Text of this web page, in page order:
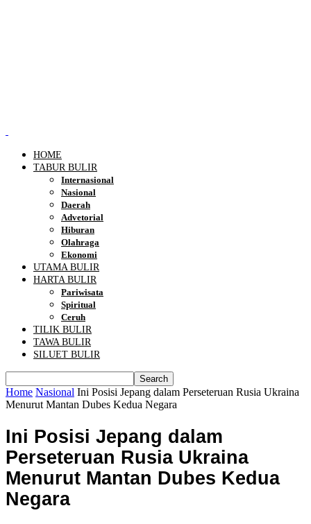
HOME
TABUR BULIR
Internasional
Nasional
Daerah
Advetorial
Hiburan
Olahraga
Ekonomi
UTAMA BULIR
HARTA BULIR
Pariwisata
Spiritual
Ceruh
TILIK BULIR
TAWA BULIR
SILUET BULIR
Home Nasional Ini Posisi Jepang dalam Perseteruan Rusia Ukraina
Menurut Mantan Dubes Kedua Negara
Ini Posisi Jepang dalam
Perseteruan Rusia Ukraina
Menurut Mantan Dubes Kedua
Negara